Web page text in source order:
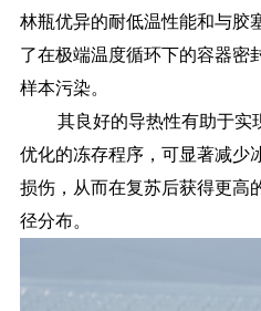
林瓶优异的耐低温性能和与胶
了在极端温度循环下的容器密
样本污染。
其良好的导热性有助于实
优化的冻存程序，可显著减少
损伤，从而在复苏后获得更高
径分布。